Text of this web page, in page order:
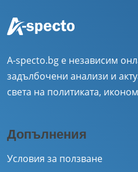
A-specto.bg е независим
задълбочени анализи и
света на политиката,
Допълнения
Условия за ползване